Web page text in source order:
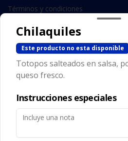
Términos y condiciones
Redes sociales
Instagram
Facebook
Mi cuenta
Chilaquiles
Este producto no esta disponible
Totopos salteados en salsa,
queso fresco.
Instrucciones especiales